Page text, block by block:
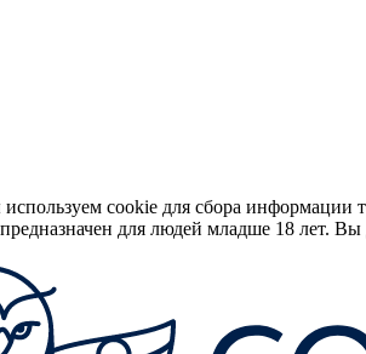
cookie для сбора информации
для людей младше 18 лет. Вы